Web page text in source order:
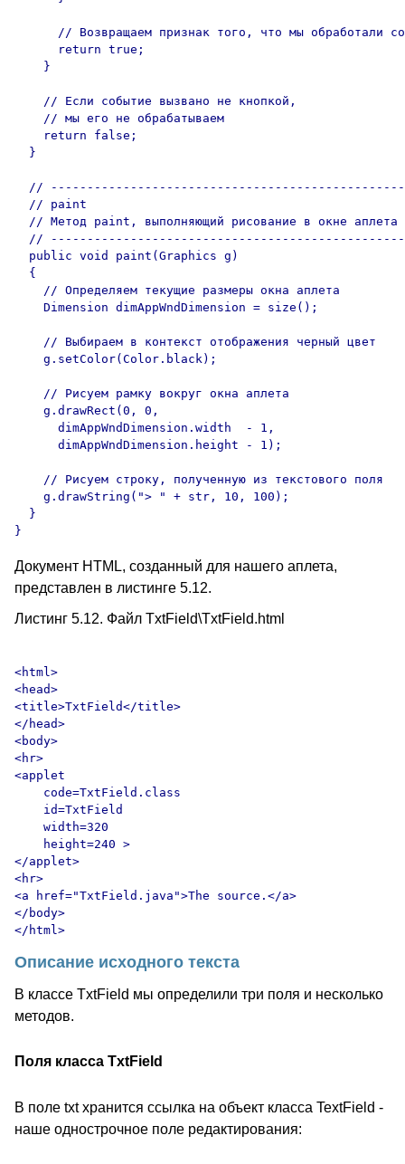
// Возвращаем признак того, что мы обработали
      return true;
    }
    // Если событие вызвано не кнопкой,
    // мы его не обрабатываем
    return false;
  }
//
  // paint
  // Метод paint, выполняющий рисование в окне аплета
//
  public void paint(Graphics g)
  {
    // Определяем текущие размеры окна аплета
    Dimension dimAppWndDimension = size();
    // Выбираем в контекст отображения черный цвет
    g.setColor(Color.black);
    // Рисуем рамку вокруг окна аплета
    g.drawRect(0, 0,
      dimAppWndDimension.width  - 1,
      dimAppWndDimension.height - 1);
    // Рисуем строку, полученную из текстового поля
    g.drawString("> " + str, 10, 100);
  }
Документ HTML, созданный для нашего аплета,
представлен в листинге 5.12.
Листинг 5.12. Файл TxtField\TxtField.html
<html>
<head>
<title>TxtField</title>
</head>
<body>
<hr>
<applet
    code=TxtField.class
    id=TxtField
    width=320
    height=240 >
</applet>
<hr>
<a href="TxtField.java">The source.</a>
</body>
Описание исходного текста
В классе TxtField мы определили три поля и несколько
методов.
Поля класса TxtField
В поле txt хранится ссылка на объект класса TextField -
наше однострочное поле редактирования: